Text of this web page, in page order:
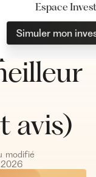
Espace
Simuler mon
et
avis)
modifié
2026